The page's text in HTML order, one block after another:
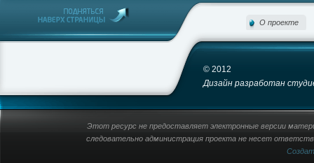
О проекте
© 2012
Дизайн разработан
Этот ресурс не предоставляет электронные версии
следовательно администрация проекта не несет